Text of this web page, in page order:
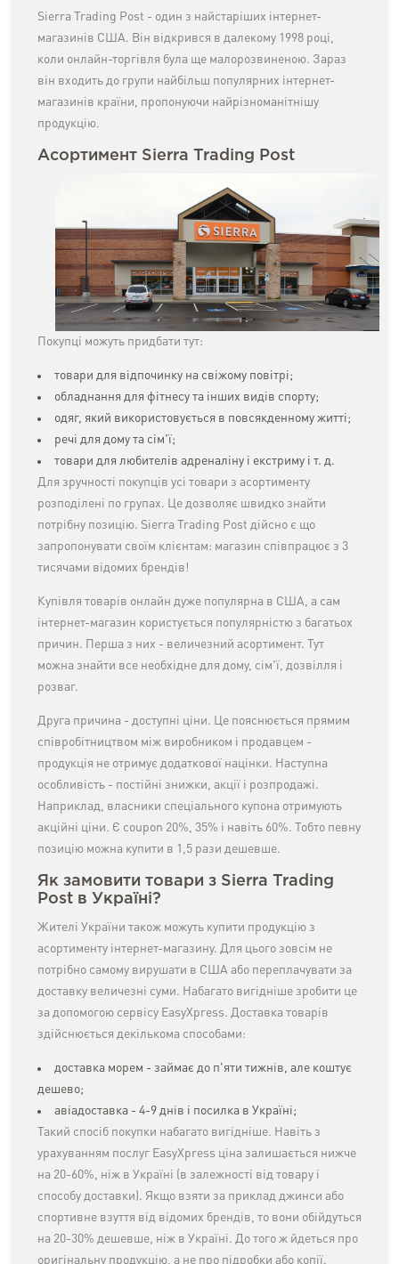
Sierra Trading Post - один з найстаріших інтернет-
магазинів США. Він відкрився в далекому 1998 році,
коли онлайн-торгівля була ще малорозвиненою. Зараз
він входить до групи найбільш популярних інтернет-
магазинів країни, пропонуючи найрізноманітнішу
продукцію.
Асортимент Sierra Trading Post
Покупці можуть придбати тут:
товари для відпочинку на свіжому повітрі;
обладнання для фітнесу та інших видів спорту;
одяг, який використовується в повсякденному житті;
речі для дому та сім'ї;
товари для любителів адреналіну і екстриму і т. д.
Для зручності покупців усі товари з асортименту
розподілені по групах. Це дозволяє швидко знайти
потрібну позицію. Sierra Trading Post дійсно є що
запропонувати своїм клієнтам: магазин співпрацює з 3
тисячами відомих брендів!
Купівля товарів онлайн дуже популярна в США, а сам
інтернет-магазин користується популярністю з багатьох
причин. Перша з них - величезний асортимент. Тут
можна знайти все необхідне для дому, сім'ї, дозвілля і
розваг.
Друга причина - доступні ціни. Це пояснюється прямим
співробітництвом між виробником і продавцем -
продукція не отримує додаткової націнки. Наступна
особливість - постійні знижки, акції і розпродажі.
Наприклад, власники спеціального купона отримують
акційні ціни. Є coupon 20%, 35% і навіть 60%. Тобто певну
позицію можна купити в 1,5 рази дешевше.
Як замовити товари з Sierra Trading
Post в Україні?
Жителі України також можуть купити продукцію з
асортименту інтернет-магазину. Для цього зовсім не
потрібно самому вирушати в США або переплачувати за
доставку величезні суми. Набагато вигідніше зробити це
за допомогою сервісу EasyXpress. Доставка товарів
здійснюється декількома способами:
доставка морем - займає до п'яти тижнів, але коштує
дешево;
авіадоставка - 4-9 днів і посилка в Україні;
Такий спосіб покупки набагато вигідніше. Навіть з
урахуванням послуг EasyXpress ціна залишається нижче
на 20-60%, ніж в Україні (в залежності від товару і
способу доставки). Якщо взяти за приклад джинси або
спортивне взуття від відомих брендів, то вони обійдуться
на 20-30% дешевше, ніж в Україні. До того ж йдеться про
оригінальну продукцію, а не про підробки або копії.